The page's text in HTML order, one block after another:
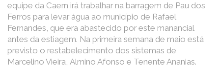
equipe da Caern irá trabalhar na barragem de Pau dos
Ferros para levar água ao município de Rafael
Fernandes, que era abastecido por este manancial
antes da estiagem. Na primeira semana de maio está
previsto o restabelecimento dos sistemas de
Marcelino Vieira, Almino Afonso e Tenente Ananias.